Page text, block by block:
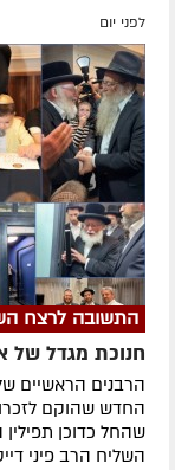
לפני יום
התשובה לרצח
חנוכת מגדל של
הרבנים הראשיים
החדש שהוקם
שהחל כדוכן תפילין
השליח הרב פיני